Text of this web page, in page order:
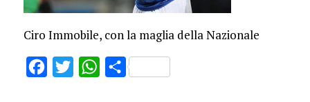
Ciro Immobile, con la maglia della Nazionale
FacebookTwitterWhatsApp
Share